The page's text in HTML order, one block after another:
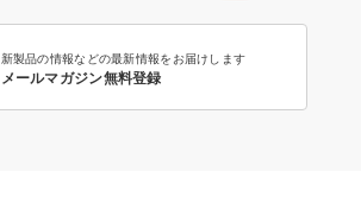
新製品の情報などの最新情報をお届けします
メールマガジン無料登録